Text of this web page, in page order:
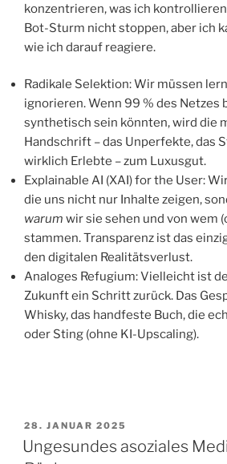
konzentrieren, was ich kontrollieren
Bot-Sturm nicht stoppen, aber ich
wie ich darauf reagiere.
​Radikale Selektion: Wir müssen
ignorieren. Wenn 99 % des Netzes
synthetisch sein könnten, wird die
Handschrift – das Unperfekte, das
wirklich Erlebte – zum Luxusgut.
​Explainable AI (XAI) for the User:
die uns nicht nur Inhalte zeigen,
warum wir sie sehen und von wem
stammen. Transparenz ist das
den digitalen Realitätsverlust.
​Analoges Refugium: Vielleicht ist
Zukunft ein Schritt zurück. Das
Whisky, das handfeste Buch, die
oder Sting (ohne KI-Upscaling).
VERÖFFENTLICHT
AM
28. JANUAR 2025
Ungesundes asoziales